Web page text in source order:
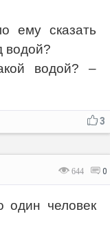
ему сказать
водой?
водой? –
3
644 0
один человек